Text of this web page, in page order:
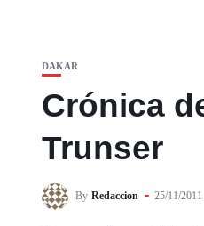
DAKAR
Crónica
Trunser
By Redaccion 25/11/2011